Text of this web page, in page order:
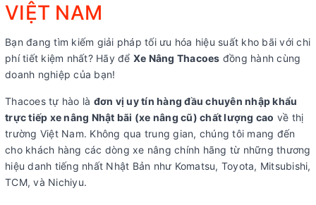
VIỆT NAM
Bạn đang tìm kiếm giải pháp tối ưu hóa hiệu suất kho bãi với chi
phí tiết kiệm nhất? Hãy để Xe Nâng Thacoes đồng hành cùng
doanh nghiệp của bạn!
Thacoes tự hào là đơn vị uy tín hàng đầu chuyên nhập khẩu
trực tiếp xe nâng Nhật bãi (xe nâng cũ) chất lượng cao về thị
trường Việt Nam. Không qua trung gian, chúng tôi mang đến
cho khách hàng các dòng xe nâng chính hãng từ những thương
hiệu danh tiếng nhất Nhật Bản như Komatsu, Toyota, Mitsubishi,
TCM, và Nichiyu.